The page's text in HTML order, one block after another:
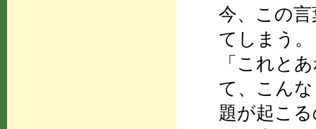
今、この
てしまう。
「これと
て、こん
題が起こ